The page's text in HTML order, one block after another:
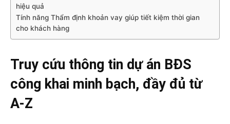
hiệu quả
Tính năng Thẩm định khoản vay giúp tiết kiệm thời gian
cho khách hàng
Truy cứu thông tin dự án BĐS
công khai minh bạch, đầy đủ từ
A-Z